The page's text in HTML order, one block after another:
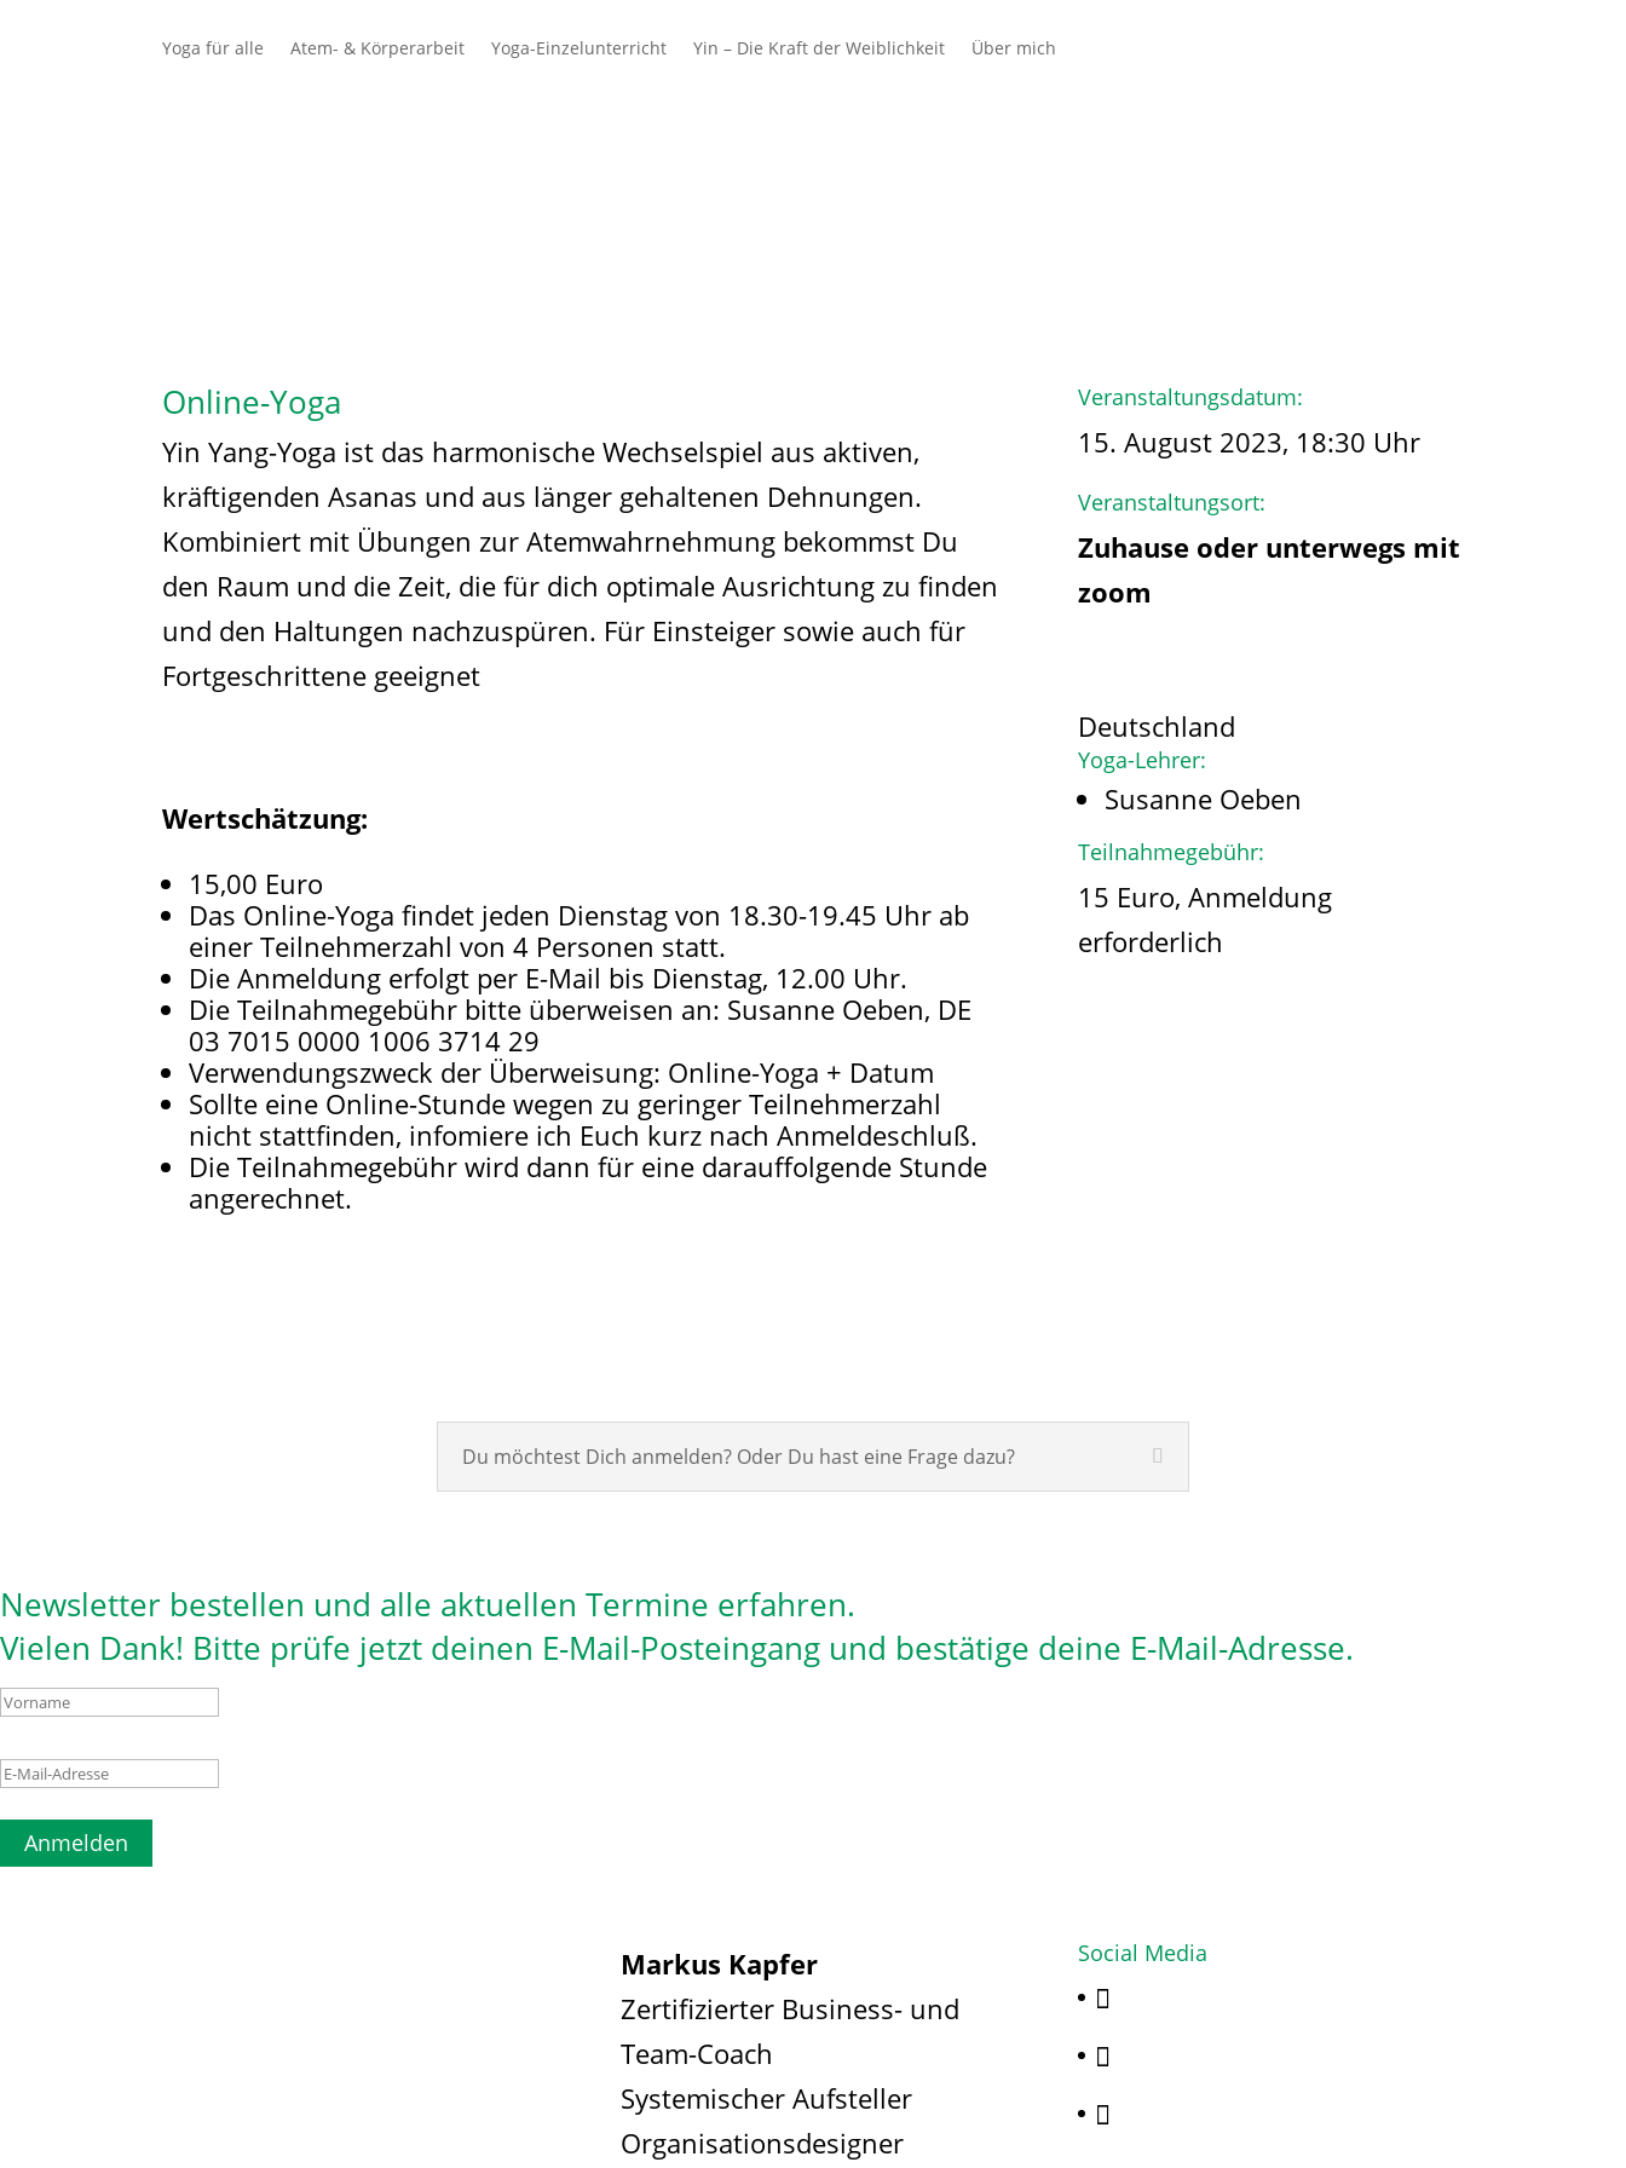
Yoga für alle Atem- & Körperarbeit Yoga-Einzelunterricht Yin – Die Kraft der Weiblichkeit Über mich
Online-Yoga
Yin Yang-Yoga ist das harmonische Wechselspiel aus aktiven,
kräftigenden Asanas und aus länger gehaltenen Dehnungen.
Kombiniert mit Übungen zur Atemwahrnehmung bekommst Du
den Raum und die Zeit, die für dich optimale Ausrichtung zu finden
und den Haltungen nachzuspüren. Für Einsteiger sowie auch für
Fortgeschrittene geeignet
Wertschätzung:
15,00 Euro
Das Online-Yoga findet jeden Dienstag von 18.30-19.45 Uhr ab
einer Teilnehmerzahl von 4 Personen statt.
Die Anmeldung erfolgt per E-Mail bis Dienstag, 12.00 Uhr.
Die Teilnahmegebühr bitte überweisen an: Susanne Oeben, DE
03 7015 0000 1006 3714 29​
Verwendungszweck der Überweisung: Online-Yoga + Datum
Sollte eine Online-Stunde wegen zu geringer Teilnehmerzahl
nicht stattfinden, infomiere ich Euch kurz nach Anmeldeschluß.
Die Teilnahmegebühr wird dann für eine darauffolgende Stunde
angerechnet.
Veranstaltungsdatum:
15. August 2023, 18:30 Uhr
Veranstaltungsort:
Zuhause oder unterwegs mit
zoom
Deutschland
Yoga-Lehrer:
Susanne Oeben
Teilnahmegebühr:
15 Euro, Anmeldung
erforderlich
Du möchtest Dich anmelden? Oder Du hast eine Frage dazu?
Newsletter bestellen und alle aktuellen Termine erfahren.
Vielen Dank! Bitte prüfe jetzt deinen E-Mail-Posteingang und bestätige deine E-Mail-Adresse.
Anmelden
Markus Kapfer
Zertifizierter Business- und
Team-Coach
Systemischer Aufsteller
Organisationsdesigner
Social Media


